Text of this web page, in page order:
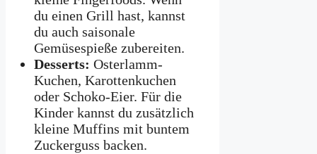
du einen Grill hast, kannst
du auch saisonale
Gemüsespieße zubereiten.
Desserts: Osterlamm-
Kuchen, Karottenkuchen
oder Schoko-Eier. Für die
Kinder kannst du zusätzlich
kleine Muffins mit buntem
Zuckerguss backen.